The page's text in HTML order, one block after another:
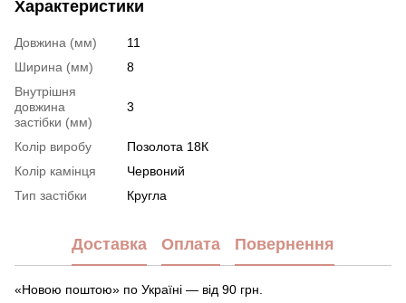
Характеристики
Довжина (мм)
11
Ширина (мм)
8
Внутрішня
довжина
застібки (мм)
3
Колір виробу
Позолота 18К
Колір камінця
Червоний
Тип застібки
Кругла
Доставка Оплата Повернення
«Новою поштою» по Україні — від 90 грн.